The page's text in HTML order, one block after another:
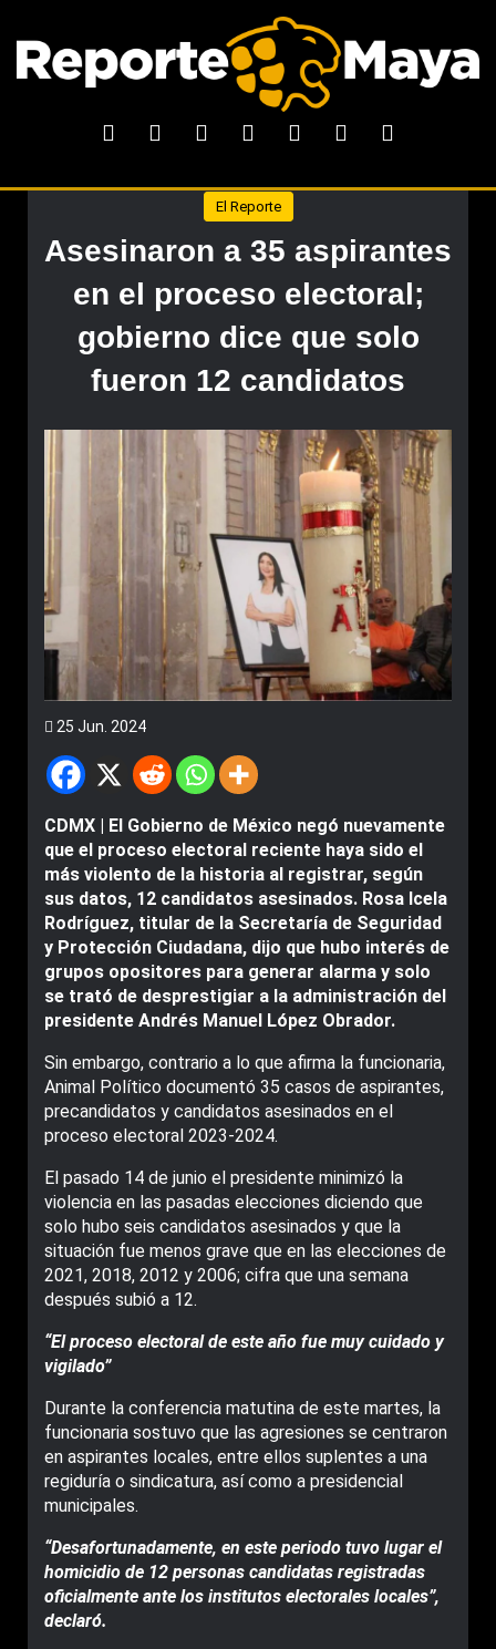
El Reporte
Asesinaron a 35 aspirantes
en el proceso electoral;
gobierno dice que solo
fueron 12 candidatos
25 Jun. 2024
CDMX | El Gobierno de México negó nuevamente
que el proceso electoral reciente haya sido el
más violento de la historia al registrar, según
sus datos, 12 candidatos asesinados. Rosa Icela
Rodríguez, titular de la Secretaría de Seguridad
y Protección Ciudadana, dijo que hubo interés de
grupos opositores para generar alarma y solo
se trató de desprestigiar a la administración del
presidente Andrés Manuel López Obrador.
Sin embargo, contrario a lo que afirma la funcionaria,
Animal Político documentó 35 casos de aspirantes,
precandidatos y candidatos asesinados en el
proceso electoral 2023-2024.
El pasado 14 de junio el presidente minimizó la
violencia en las pasadas elecciones diciendo que
solo hubo seis candidatos asesinados y que la
situación fue menos grave que en las elecciones de
2021, 2018, 2012 y 2006; cifra que una semana
después subió a 12.
“El proceso electoral de este año fue muy cuidado y
vigilado”
Durante la conferencia matutina de este martes, la
funcionaria sostuvo que las agresiones se centraron
en aspirantes locales, entre ellos suplentes a una
regiduría o sindicatura, así como a presidencial
municipales.
“Desafortunadamente, en este periodo tuvo lugar el
homicidio de 12 personas candidatas registradas
oficialmente ante los institutos electorales locales”,
declaró.